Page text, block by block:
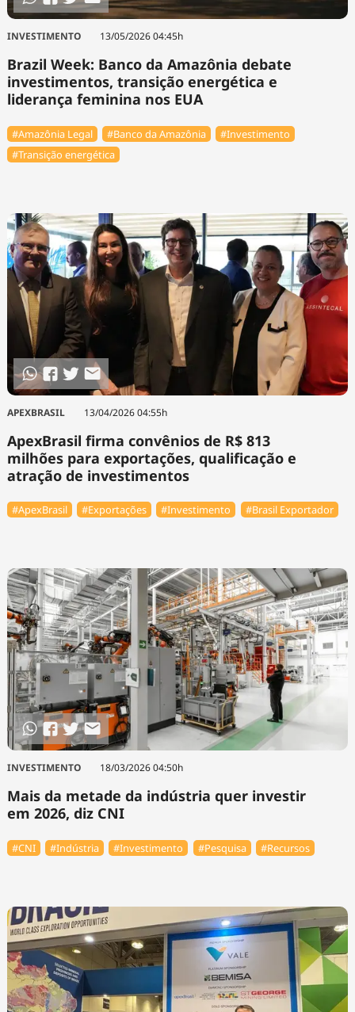
INVESTIMENTO 13/05/2026 04:45h
Brazil Week: Banco da Amazônia debate
investimentos, transição energética e
liderança feminina nos EUA
#Amazônia Legal #Banco da Amazônia
#Investimento
#Transição energética
APEXBRASIL 13/04/2026 04:55h
ApexBrasil firma convênios de R$ 813
milhões para exportações, qualificação e
atração de investimentos
#ApexBrasil #Exportações #Investimento #Brasil Exportador
INVESTIMENTO 18/03/2026 04:50h
Mais da metade da indústria quer investir
em 2026, diz CNI
#CNI #Indústria #Investimento #Pesquisa #Recursos